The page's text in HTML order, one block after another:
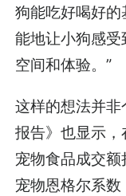
狗能吃好喝好
能地让小狗感
空间和体验。”
这样的想法并
报告》也显示
宠物食品成交
宠物恩格尔系